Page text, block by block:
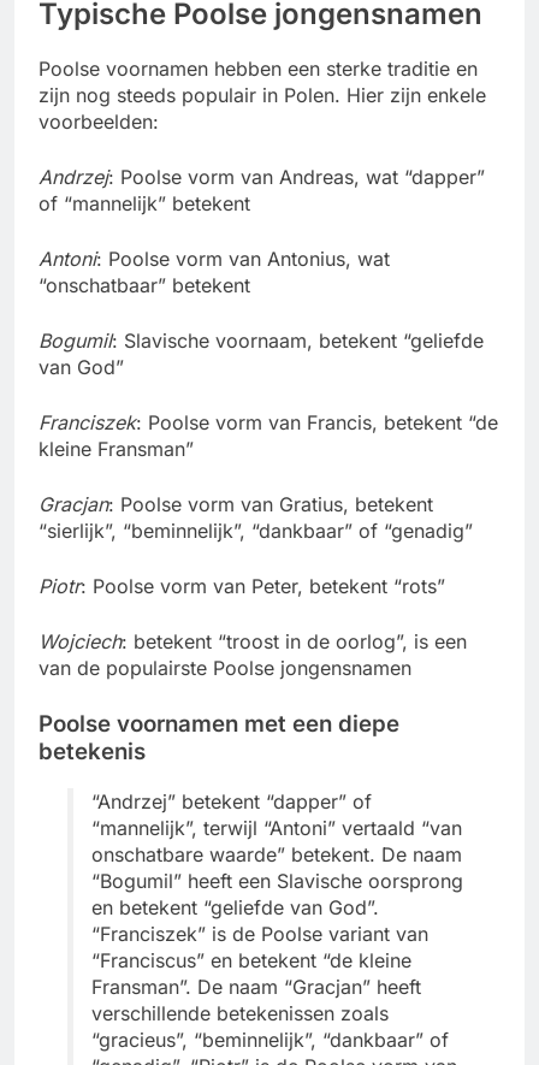
Typische Poolse jongensnamen
Poolse voornamen hebben een sterke traditie en
zijn nog steeds populair in Polen. Hier zijn enkele
voorbeelden:
Andrzej: Poolse vorm van Andreas, wat “dapper”
of “mannelijk” betekent
Antoni: Poolse vorm van Antonius, wat
“onschatbaar” betekent
Bogumil: Slavische voornaam, betekent “geliefde
van God”
Franciszek: Poolse vorm van Francis, betekent “de
kleine Fransman”
Gracjan: Poolse vorm van Gratius, betekent
“sierlijk”, “beminnelijk”, “dankbaar” of “genadig”
Piotr: Poolse vorm van Peter, betekent “rots”
Wojciech: betekent “troost in de oorlog”, is een
van de populairste Poolse jongensnamen
Poolse voornamen met een diepe
betekenis
“Andrzej” betekent “dapper” of
“mannelijk”, terwijl “Antoni” vertaald “van
onschatbare waarde” betekent. De naam
“Bogumil” heeft een Slavische oorsprong
en betekent “geliefde van God”.
“Franciszek” is de Poolse variant van
“Franciscus” en betekent “de kleine
Fransman”. De naam “Gracjan” heeft
verschillende betekenissen zoals
“gracieus”, “beminnelijk”, “dankbaar” of